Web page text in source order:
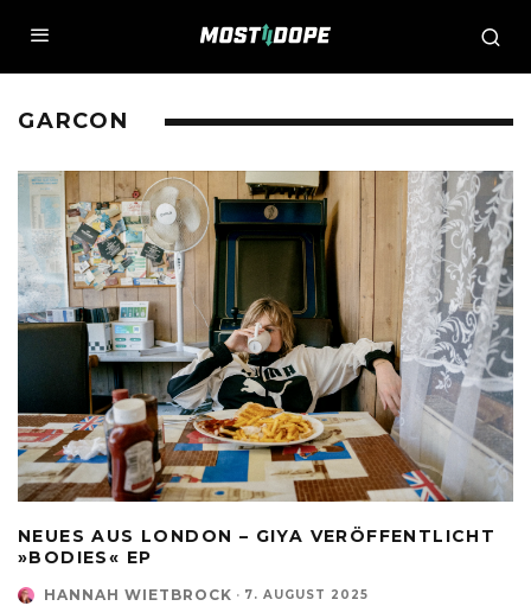
GARCON
NEUES AUS LONDON – GIYA VERÖFFENTLICHT
»BODIES« EP
HANNAH WIETBROCK · 7. AUGUST 2025